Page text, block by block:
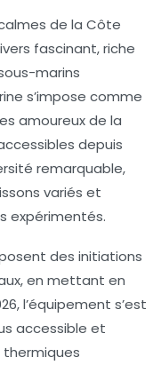
de la Côte
fascinant, riche
marins
s’impose comme
amoureux de la
depuis
remarquable,
variés et
expérimentés.
des initiations
en mettant en
l’équipement s’est
accessible et